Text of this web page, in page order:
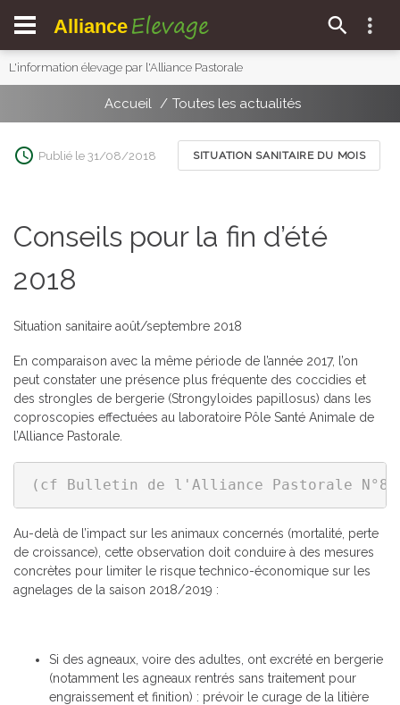
Alliance Elevage
L'information élevage par l'Alliance Pastorale
Accueil Toutes les actualités
Publié le 31/08/2018 SITUATION SANITAIRE DU MOIS
Conseils pour la fin d’été
2018
Situation sanitaire août/septembre 2018
En comparaison avec la même période de l’année 2017, l’on
peut constater une présence plus fréquente des coccidies et
des strongles de bergerie (Strongyloides papillosus) dans les
coproscopies effectuées au laboratoire Pôle Santé Animale de
l’Alliance Pastorale.
(cf Bulletin de l'Alliance Pastorale
Au-delà de l’impact sur les animaux concernés (mortalité, perte
de croissance), cette observation doit conduire à des mesures
concrètes pour limiter le risque technico-économique sur les
agnelages de la saison 2018/2019 :
Si des agneaux, voire des adultes, ont excrété en bergerie
(notamment les agneaux rentrés sans traitement pour
engraissement et finition) : prévoir le curage de la litière